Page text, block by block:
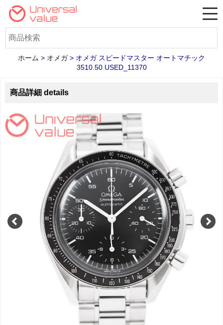
ホーム > オメガ> オメガ スピードマスター オートマチック
3510.50 USED_11370
商品詳細 details